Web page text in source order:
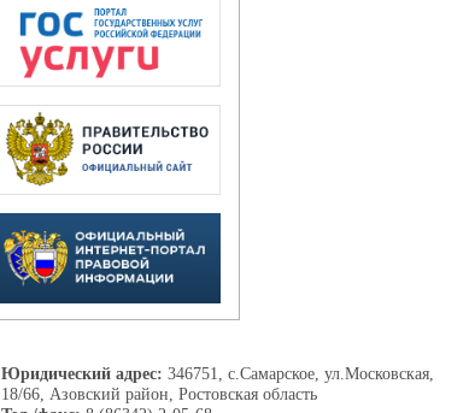
Юридический адрес: 346751, с.Самарское, ул.Московская,
18/66, Азовский район, Ростовская область